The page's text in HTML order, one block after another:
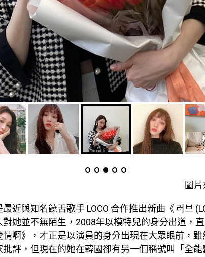
圖
近與知名饒舌歌手 LOCO 合作推出新曲《 러브
她並不無陌生，2008年以模特兒的身分出道，
情啊》，才正是以演員的身分出現在大眾眼前，
評，但現在的她在韓國卻有另一個稱號叫「全